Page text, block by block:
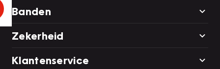
Banden
Zekerheid
Klantenservice